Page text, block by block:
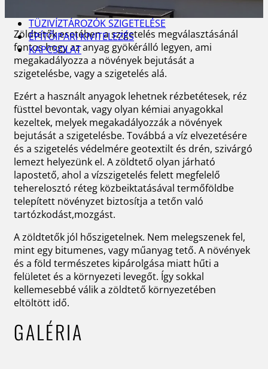
TÜZIVÍZTÁROZÓK SZIGETELÉSE
ÉPÍTŐIPARI KIVITELEZÉS
KAPCSOLAT
Zöldtetők esetében a szigetelés megválasztásánál
fontos hogy az anyag gyökérálló legyen, ami
megakadályozza a növények bejutását a
szigetelésbe, vagy a szigetelés alá.
Ezért a használt anyagok lehetnek rézbetétesek, réz
füsttel bevontak, vagy olyan kémiai anyagokkal
kezeltek, melyek megakadályozzák a növények
bejutását a szigetelésbe. Továbbá a víz elvezetésére
és a szigetelés védelmére geotextilt és drén, szivárgó
lemezt helyezünk el. A zöldtető olyan járható
lapostető, ahol a vízszigetelés felett megfelelő
teherelosztó réteg közbeiktatásával termőföldbe
telepített növényzet biztosítja a tetőn való
tartózkodást,mozgást.
A zöldtetők jól hőszigetelnek. Nem melegszenek fel,
mint egy bitumenes, vagy műanyag tető. A növények
és a föld természetes kipárolgása miatt hűti a
felületet és a környezeti levegőt. Így sokkal
kellemesebbé válik a zöldtető környezetében
eltöltött idő.
GALÉRIA